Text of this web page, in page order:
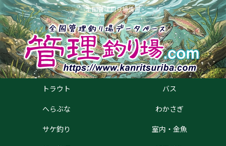
全国管理釣り場情報
トラウト
バス
へらぶな
わかさぎ
サケ釣り
室内・金魚